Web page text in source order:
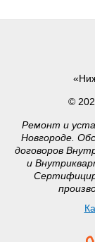
©
Ремонт и
Новгороде.
договоров
и